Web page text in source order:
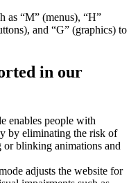
as “M” (menus), “H”
and “G” (graphics) to
in our
enables people with
by eliminating the risk of
or blinking animations and
adjusts the website for